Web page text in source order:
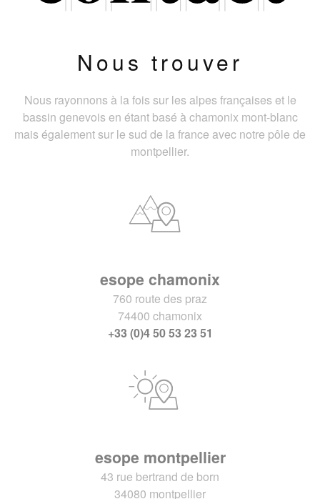
Nous trouver
Nous rayonnons à la fois sur les alpes françaises et le
bassin genevois en étant basé à chamonix mont-blanc
mais également sur le sud de la france avec notre pôle de
montpellier.
esope chamonix
760 route des praz
74400 chamonix
+33 (0)4 50 53 23 51
esope montpellier
43 rue bertrand de born
34080 montpellier